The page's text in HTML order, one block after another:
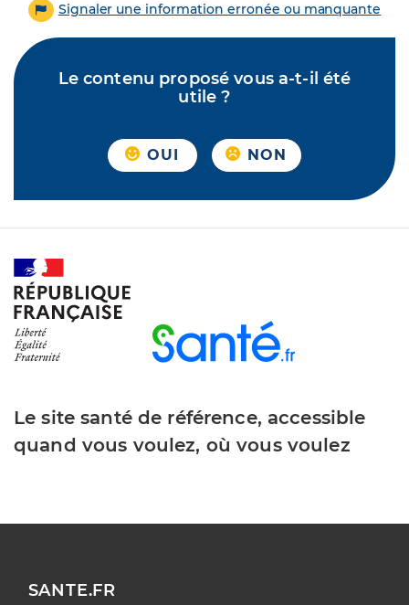
Signaler une information erronée ou manquante
Le contenu proposé vous a-t-il été
utile ?
OUI NON
Le site santé de référence, accessible
quand vous voulez, où vous voulez
SANTE.FR